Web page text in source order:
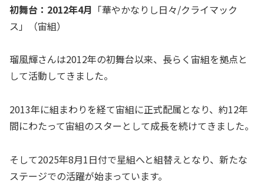
初舞台：2012年4月 「華やかなりし日々/クライマック
ス」（宙組）
瑠風輝さんは2012年の初舞台以来、長らく宙組を拠点と
して活動してきました。
2013年に組まわりを経て宙組に正式配属となり、約12年
間にわたって宙組のスターとして成長を続けてきました。
そして2025年8月1日付で星組へと組替えとなり、新たな
ステージでの活躍が始まっています。